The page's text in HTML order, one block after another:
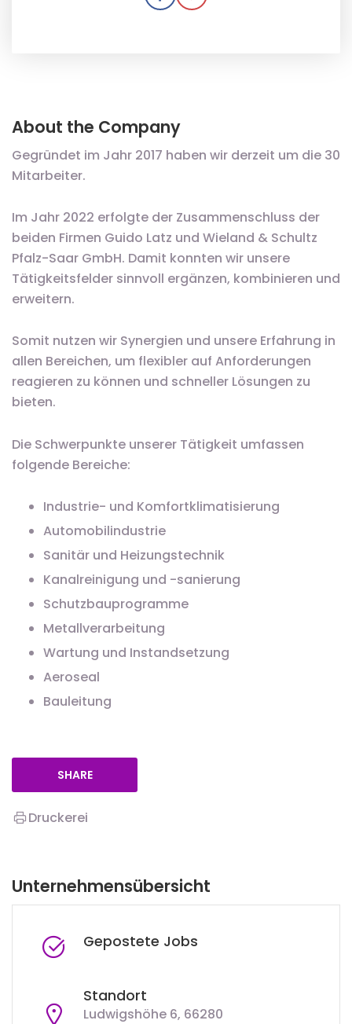
About the Company
Gegründet im Jahr 2017 haben wir derzeit um die 30
Mitarbeiter.
Im Jahr 2022 erfolgte der Zusammenschluss der
beiden Firmen Guido Latz und Wieland & Schultz
Pfalz-Saar GmbH. Damit konnten wir unsere
Tätigkeitsfelder sinnvoll ergänzen, kombinieren und
erweitern.
Somit nutzen wir Synergien und unsere Erfahrung in
allen Bereichen, um flexibler auf Anforderungen
reagieren zu können und schneller Lösungen zu
bieten.
Die Schwerpunkte unserer Tätigkeit umfassen
folgende Bereiche:
Industrie- und Komfortklimatisierung
Automobilindustrie
Sanitär und Heizungstechnik
Kanalreinigung und -sanierung
Schutzbauprogramme
Metallverarbeitung
Wartung und Instandsetzung
Aeroseal
Bauleitung
SHARE
Druckerei
Unternehmensübersicht
Gepostete Jobs
Standort
Ludwigshöhe 6, 66280